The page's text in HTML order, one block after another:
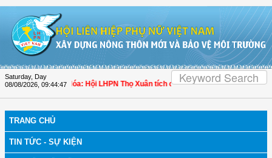
Saturday, Day
08/08/2026 09:44:48
bệnh | Thanh Hóa: Hội LHPN Thọ Xuân tích cực góp phần nâng cao tỷ lệ
TRANG CHỦ
TIN TỨC - SỰ KIỆN